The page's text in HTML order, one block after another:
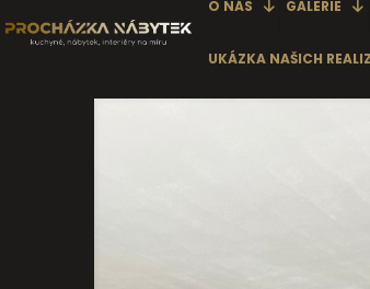
O NÁS GALERIE
UKÁZKA NAŠICH